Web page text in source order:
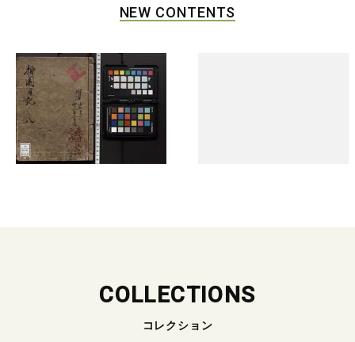
NEW CONTENTS
COLLECTIONS
コレクション